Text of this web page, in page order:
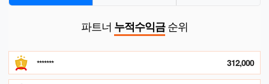
파트너 누적수익금순위
******* 312,000